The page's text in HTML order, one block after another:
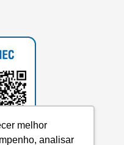
melhor
analisar